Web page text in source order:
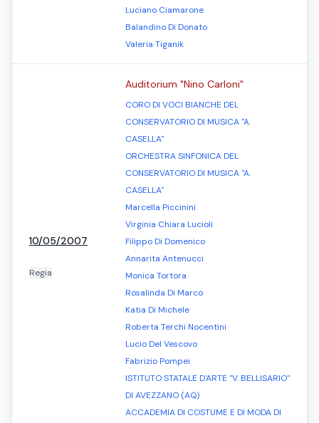
Luciano Ciamarone
Balandino Di Donato
Valeria Tiganik
10/05/2007
Regia
Auditorium "Nino Carloni"
CORO DI VOCI BIANCHE DEL
CONSERVATORIO DI MUSICA "A.
CASELLA"
ORCHESTRA SINFONICA DEL
CONSERVATORIO DI MUSICA "A.
CASELLA"
Marcella Piccinini
Virginia Chiara Lucioli
Filippo Di Domenico
Annarita Antenucci
Monica Tortora
Rosalinda Di Marco
Katia Di Michele
Roberta Terchi Nocentini
Lucio Del Vescovo
Fabrizio Pompei
ISTITUTO STATALE D'ARTE "V. BELLISARIO"
DI AVEZZANO (AQ)
ACCADEMIA DI COSTUME E DI MODA DI